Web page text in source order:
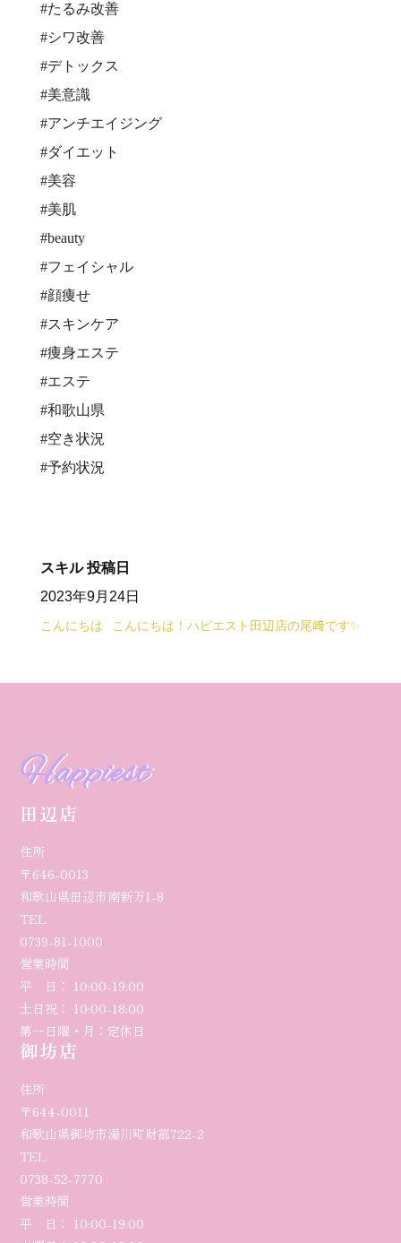
#たるみ改善
#シワ改善
#デトックス
#美意識
#アンチエイジング
#ダイエット
#美容
#美肌
#beauty
#フェイシャル
#顔痩せ
#スキンケア
#痩身エステ
#エステ
#和歌山県
#空き状況
#予約状況
スキル 投稿日
2023年9月24日
こんにちは こんにちは！ハピエスト田辺店の尾﨑です✨
Happiest
田辺店
住所
〒646-0013
和歌山県田辺市南新万1-8
TEL
0739-81-1000
営業時間
平 日： 10:00-19:00
土日祝： 10:00-18:00
第一日曜・月：定休日
御坊店
住所
〒644-0011
和歌山県御坊市湯川町財部722-2
TEL
0738-52-7770
営業時間
平 日： 10:00-19:00